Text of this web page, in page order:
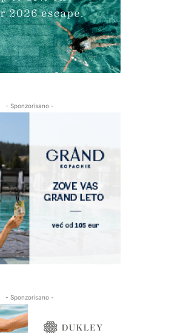
- Sponzorisano -
- Sponzorisano -